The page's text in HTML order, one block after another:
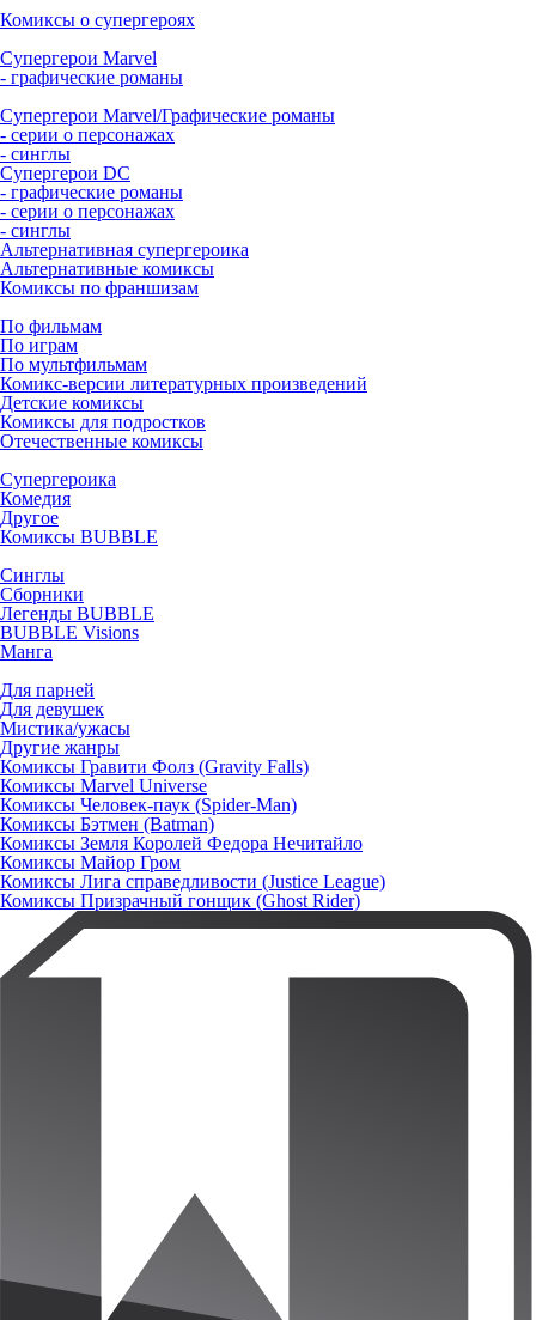
Комиксы о супергероях
Супергерои Marvel
- графические романы
Супергерои Marvel/Графические романы
- серии о персонажах
- синглы
Супергерои DC
- графические романы
- серии о персонажах
- синглы
Альтернативная супергероика
Альтернативные комиксы
Комиксы по франшизам
По фильмам
По играм
По мультфильмам
Комикс-версии литературных произведений
Детские комиксы
Комиксы для подростков
Отечественные комиксы
Супергероика
Комедия
Другое
Комиксы BUBBLE
Синглы
Сборники
Легенды BUBBLE
BUBBLE Visions
Манга
Для парней
Для девушек
Мистика/ужасы
Другие жанры
Комиксы Гравити Фолз (Gravity Falls)
Комиксы Marvel Universe
Комиксы Человек-паук (Spider-Man)
Комиксы Бэтмен (Batman)
Комиксы Земля Королей Федора Нечитайло
Комиксы Майор Гром
Комиксы Лига справедливости (Justice League)
Комиксы Призрачный гонщик (Ghost Rider)